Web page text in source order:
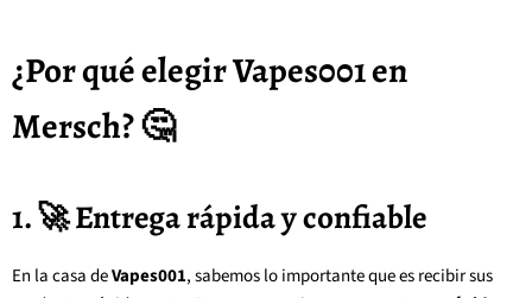
¿Por qué elegir Vapes001 en
Mersch? 🤔
1. 🚀 Entrega rápida y confiable
En la casa deVapes001, sabemos lo importante que es recibir sus